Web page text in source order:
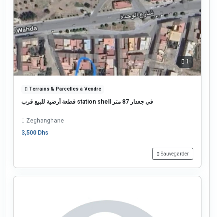
1
Terrains & Parcelles à Vendre
قطعة أرضية للبيع قرب station shell في جعدار 87 متر
Zeghanghane
3,500 Dhs
Sauvegarder